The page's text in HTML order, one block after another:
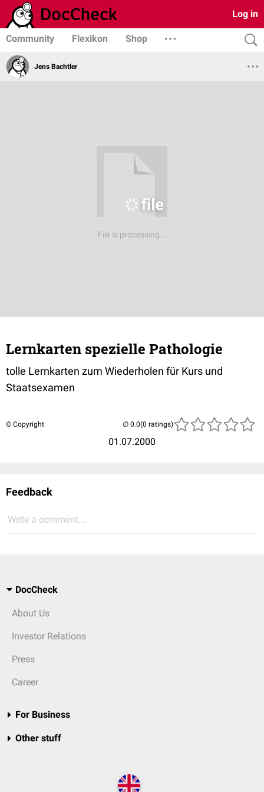
Log in
Community Flexikon Shop
Jens Bachtler
File is processing...
Lernkarten spezielle Pathologie
tolle Lernkarten zum Wiederholen für Kurs und
Staatsexamen
© Copyright
01.07.2000
(0 ratings)
Feedback
Write a comment...
DocCheck
About Us
Investor Relations
Press
Career
For Business
Other stuff